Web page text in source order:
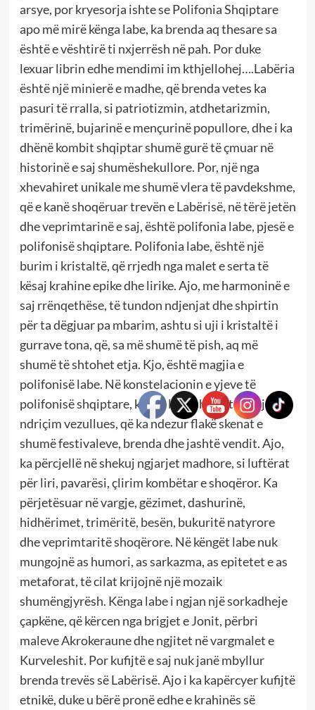
arsye, por kryesorja ishte se Polifonia Shqiptare
apo më mirë kënga labe, ka brenda aq thesare sa
është e vështirë ti nxjerrësh në pah. Por duke
lexuar librin edhe mendimi im kthjellohej….Labëria
është një minierë e madhe, që brenda vetes ka
pasuri të rralla, si patriotizmin, atdhetarizmin,
trimërinë, bujarinë e mençurinë popullore, dhe i ka
dhënë kombit shqiptar shumë gurë të çmuar në
historinë e saj shumëshekullore. Por, një nga
xhevahiret unikale me shumë vlera të pavdekshme,
që e kanë shoqëruar trevën e Labërisë, në tërë jetën
dhe veprimtarinë e saj, është polifonia labe, pjesë e
polifonisë shqiptare. Polifonia labe, është një
burim i kristaltë, që rrjedh nga malet e serta të
kësaj krahine epike dhe lirike. Ajo, me harmoninë e
saj rrënqethëse, të tundon ndjenjat dhe shpirtin
për ta dëgjuar pa mbarim, ashtu si uji i kristaltë i
gurrave tona, që, sa më shumë të pish, aq më
shumë të shtohet etja. Kjo, është magjia e
polifonisë labe. Në konstelacionin e yjeve të
polifonisë shqiptare, kënga labe shndrit me një
ndriçim vezullues, që ka ndezur flakë skenat e
shumë festivaleve, brenda dhe jashtë vendit. Ajo,
ka përcjellë në shekuj ngjarjet madhore, si luftërat
për liri, pavarësi, çlirim kombëtar e shoqëror. Ka
përjetësuar në vargje, gëzimet, dashurinë,
hidhërimet, trimëritë, besën, bukuritë natyrore
dhe veprimtaritë shoqërore. Në këngët labe nuk
mungojnë as humori, as sarkazma, as epitetet e as
metaforat, të cilat krijojnë një mozaik
shumëngjyrësh. Kënga labe i ngjan një sorkadheje
çapkëne, që kërcen nga brigjet e Jonit, përbri
maleve Akrokeraune dhe ngjitet në vargmalet e
Kurveleshit. Por kufijtë e saj nuk janë mbyllur
brenda trevës së Labërisë. Ajo i ka kapërcyer kufijtë
etnikë, duke u bërë pronë edhe e krahinës së